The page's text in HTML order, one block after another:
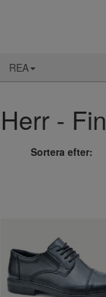
REA
Herr -
Sortera efter: